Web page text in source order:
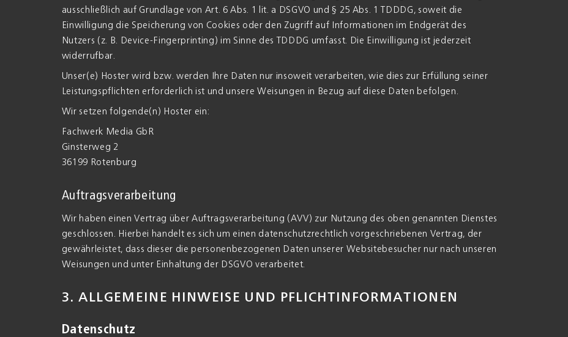
ausschließlich auf Grundlage von Art. 6 Abs. 1 lit. a DSGVO und § 25 Abs. 1 TDDDG, soweit die
Einwilligung die Speicherung von Cookies oder den Zugriff auf Informationen im Endgerät des
Nutzers (z. B. Device-Fingerprinting) im Sinne des TDDDG umfasst. Die Einwilligung ist jederzeit
widerrufbar.
Unser(e) Hoster wird bzw. werden Ihre Daten nur insoweit verarbeiten, wie dies zur Erfüllung seiner
Leistungspflichten erforderlich ist und unsere Weisungen in Bezug auf diese Daten befolgen.
Wir setzen folgende(n) Hoster ein:
Fachwerk Media GbR
Ginsterweg 2
36199 Rotenburg
Auftragsverarbeitung
Wir haben einen Vertrag über Auftragsverarbeitung (AVV) zur Nutzung des oben genannten Dienstes
geschlossen. Hierbei handelt es sich um einen datenschutzrechtlich vorgeschriebenen Vertrag, der
gewährleistet, dass dieser die personenbezogenen Daten unserer Websitebesucher nur nach unseren
Weisungen und unter Einhaltung der DSGVO verarbeitet.
3. ALLGEMEINE HINWEISE UND PFLICHT­INFORMATIONEN
Datenschutz